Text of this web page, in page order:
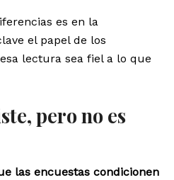
es en la
el papel de los
lectura sea fiel a lo que
pero no es
las encuestas condicionen